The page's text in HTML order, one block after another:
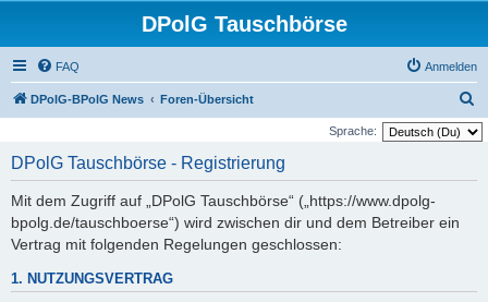
DPolG Tauschbörse
FAQ Anmelden
DPolG-BPolG News Foren-Übersicht
u
Sprache:
DPolG Tauschbörse - Registrierung
Mit dem Zugriff auf „DPolG Tauschbörse“ („https://www.dpolg-
bpolg.de/tauschboerse“) wird zwischen dir und dem Betreiber ein
Vertrag mit folgenden Regelungen geschlossen:
1. NUTZUNGSVERTRAG